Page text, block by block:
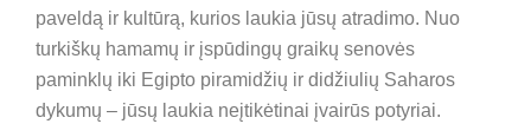
paveldą ir kultūrą, kurios laukia jūsų atradimo. Nuo
turkiškų hamamų ir įspūdingų graikų senovės
paminklų iki Egipto piramidžių ir didžiulių Saharos
dykumų – jūsų laukia neįtikėtinai įvairūs potyriai.